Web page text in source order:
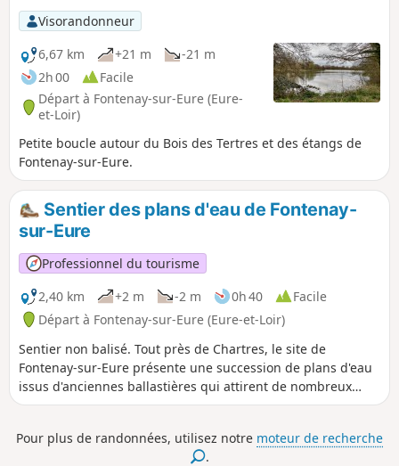
Visorandonneur
6,67 km
+21 m
-21 m
2h 00
Facile
Départ à Fontenay-sur-Eure (Eure-
et-Loir)
Petite boucle autour du Bois des Tertres et des étangs de
Fontenay-sur-Eure.
Sentier des plans d'eau de Fontenay-
sur-Eure
Professionnel du tourisme
2,40 km
+2 m -2 m 0h 40
Facile
Départ à Fontenay-sur-Eure (Eure-et-Loir)
Sentier non balisé. Tout près de Chartres, le site de
Fontenay-sur-Eure présente une succession de plans d'eau
issus d'anciennes ballastières qui attirent de nombreux
oiseaux d'eau. Le site intègre l'Espace Naturel Sensible de la
Pour plus de randonnées, utilisez notre moteur de recherche
.